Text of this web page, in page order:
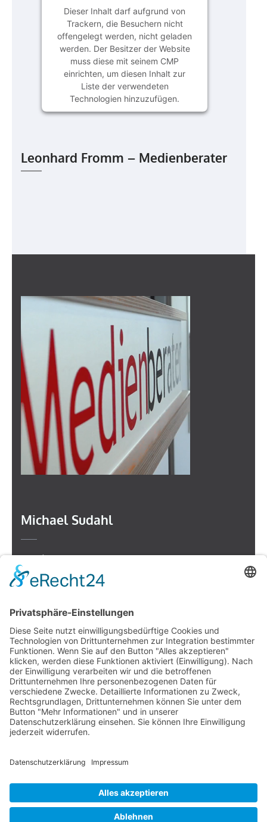
Dieser Inhalt darf aufgrund von
Trackern, die Besuchern nicht
offengelegt werden, nicht geladen
werden. Der Besitzer der Website
muss diese mit seinem CMP
einrichten, um diesen Inhalt zur
Liste der verwendeten
Technologien hinzuzufügen.
Leonhard Fromm – Medienberater
Michael Sudahl
Beethovenstr. 4
73614 Schorndorf
Telefon: 07181 477 9998
Leonhard Fromm
Goethestr. 27
73614 Schorndorf
Telefon. 07181 4769906
E-Mail:fromm@der-medienberater.de